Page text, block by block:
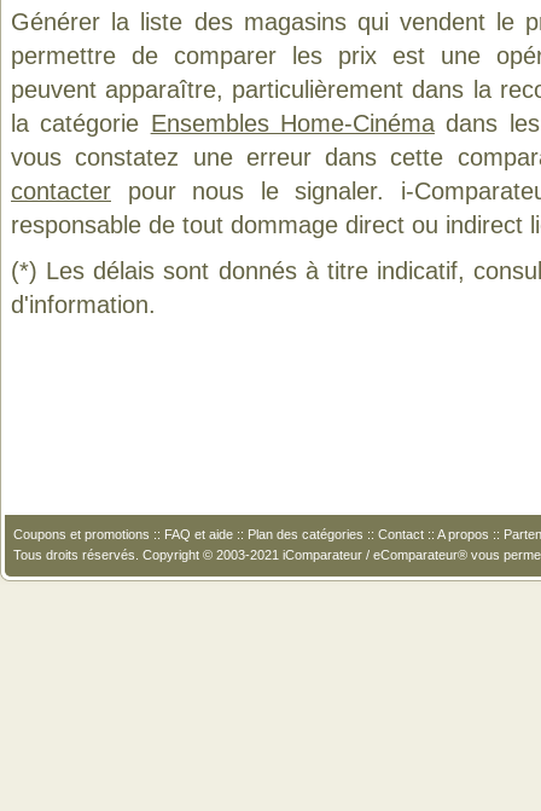
Générer la liste des magasins qui vendent le
permettre de comparer les prix est une
peuvent apparaître, particulièrement dans la
la catégorie Ensembles Home-Cinémadans les
vous constatez une erreur dans cette
contacter pour nous le signaler. i-
responsable de tout dommage direct ou indirect
(*) Les délais sont donnés à titre indicatif,
d'information.
Coupons et promotions :: FAQ et aide :: Plan des catégories :: Contact :: A propos ::
Tous droits réservés. Copyright © 2003-2021 iComparateur / eComparateur® vous